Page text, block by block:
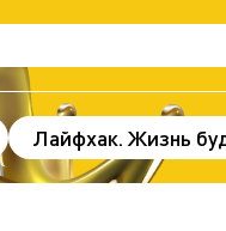
Лайфхак. Жизнь
Здоровье